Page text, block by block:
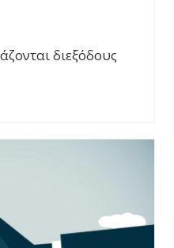
διεξόδους